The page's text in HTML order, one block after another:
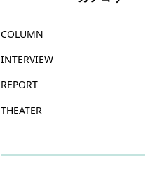
COLUMN
INTERVIEW
REPORT
THEATER